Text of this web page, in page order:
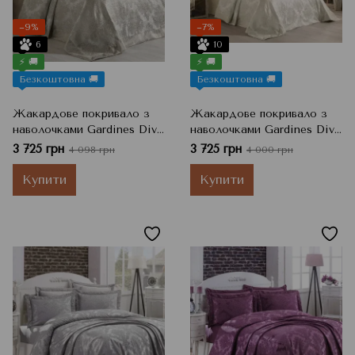
−9%
6
⚡ 🚚
Безкоштовна 🚚
Жакардове покривало з
наволочками Gardines Diva
kahve, Бежевий, 240x260
см, Євро
3 725 грн 4 098 грн
Купити
−7%
10
⚡ 🚚
Безкоштовна 🚚
Жакардове покривало з
наволочками Gardines Diva
krem, Кремовий, 240x260
см, Євро
3 725 грн 4 000 грн
Купити